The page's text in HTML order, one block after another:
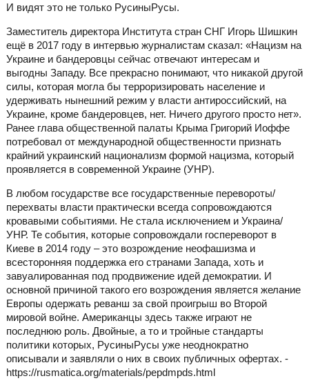
И видят это не только РусиныРусы.
Заместитель директора Института стран СНГ Игорь Шишкин
ещё в 2017 году в интервью журналистам сказал: «Нацизм на
Украине и бандеровцы сейчас отвечают интересам и
выгодны Западу. Все прекрасно понимают, что никакой другой
силы, которая могла бы терроризировать население и
удерживать нынешний режим у власти антироссийский, на
Украине, кроме бандеровцев, нет. Ничего другого просто нет».
Ранее глава общественной палаты Крыма Григорий Иоффе
потребовал от международной общественности признать
крайний украинский национализм формой нацизма, который
проявляется в современной Украине (УНР).
В любом государстве все государственные перевороты/
перехваты власти практически всегда сопровождаются
кровавыми событиями. Не стала исключением и Украина/
УНР. Те события, которые сопровождали госпереворот в
Киеве в 2014 году – это возрождение неофашизма и
всесторонняя поддержка его странами Запада, хоть и
завуалированная под продвижение идей демократии. И
основной причиной такого его возрождения является желание
Европы одержать реванш за свой проигрыш во Второй
мировой войне. Американцы здесь также играют не
последнюю роль. Двойные, а то и тройные стандарты
политики которых, РусиныРусы уже неоднократно
описывали и заявляли о них в своих публичных офертах. -
https://rusmatica.org/materials/pepdmpds.html